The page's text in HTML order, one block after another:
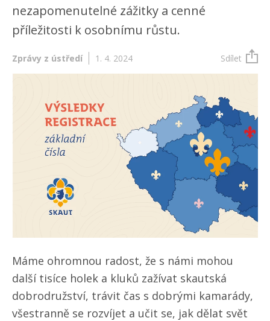
nezapomenutelné zážitky a cenné
příležitosti k osobnímu růstu.
Zprávy z ústředí 1. 4. 2024 Sdílet
Máme ohromnou radost, že s námi mohou
další tisíce holek a kluků zažívat skautská
dobrodružství, trávit čas s dobrými kamarády,
všestranně se rozvíjet a učit se, jak dělat svět